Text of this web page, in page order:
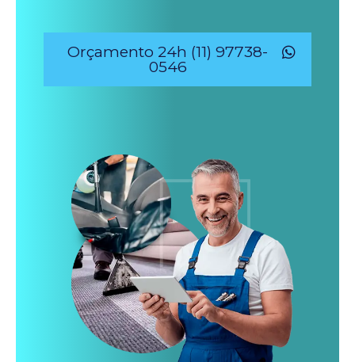
Orçamento 24h (11) 97738-
0546